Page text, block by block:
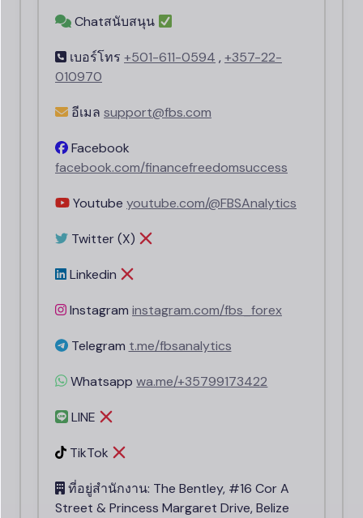
Chatสนับสนุน
เบอร์โทร +501-611-0594 ,+357-22-
010970
อีเมล support@fbs.com
Facebook
facebook.com/financefreedomsuccess
Youtube youtube.com/@FBSAnalytics
Twitter (X)
Linkedin
Instagram instagram.com/fbs_forex
Telegram t.me/fbsanalytics
Whatsappwa.me/+35799173422
LINE
TikTok
ที่อยู่สำนักงาน: The Bentley, #16 Cor A
Street & Princess Margaret Drive, Belize